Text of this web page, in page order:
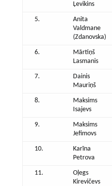
Ļevikins
5.
Anita
Valdmane
(Zdanovska)
6.
Mārtiņš
Lasmanis
7.
Dainis
Mauriņš
8.
Maksims
Isajevs
9.
Maksims
Jefimovs
10.
Karīna
Petrova
11.
Oļegs
Kirevičevs